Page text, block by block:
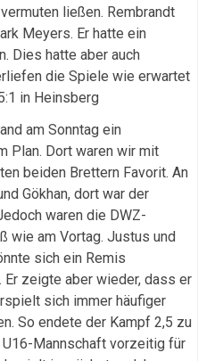
ließen. Rembrandt
Meyers. Er hatte ein
Dies hatte aber auch
die Spiele wie erwartet
in Heinsberg
am Sonntag ein
Plan. Dort waren wir mit
beiden Brettern Favorit. An
Gökhan, dort war der
waren die DWZ-
wie am Vortag. Justus und
sich ein Remis
Er zeigte aber wieder, dass er
sich immer häufiger
So endete der Kampf 2,5 zu
Mannschaft vorzeitig für